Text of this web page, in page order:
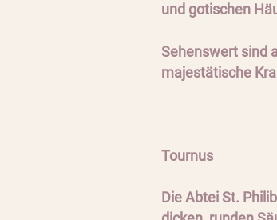
und gotischen
Sehenswert sind
majestätische
Tournus
Die Abtei St.